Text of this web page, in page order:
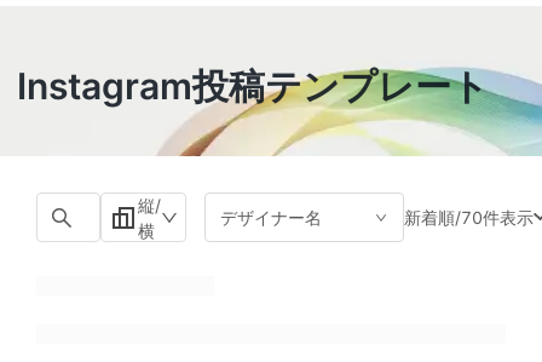
Instagram投稿テンプレート
縦/
横
デザイナー名 新着順/70件表示